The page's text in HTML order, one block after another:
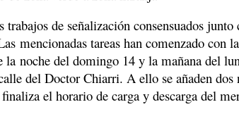
de señalización consensuados
mencionadas tareas han comenzado con
noche del domingo 14 y la mañana del
del Doctor Chiarri. A ello se añaden
el horario de carga y descarga del